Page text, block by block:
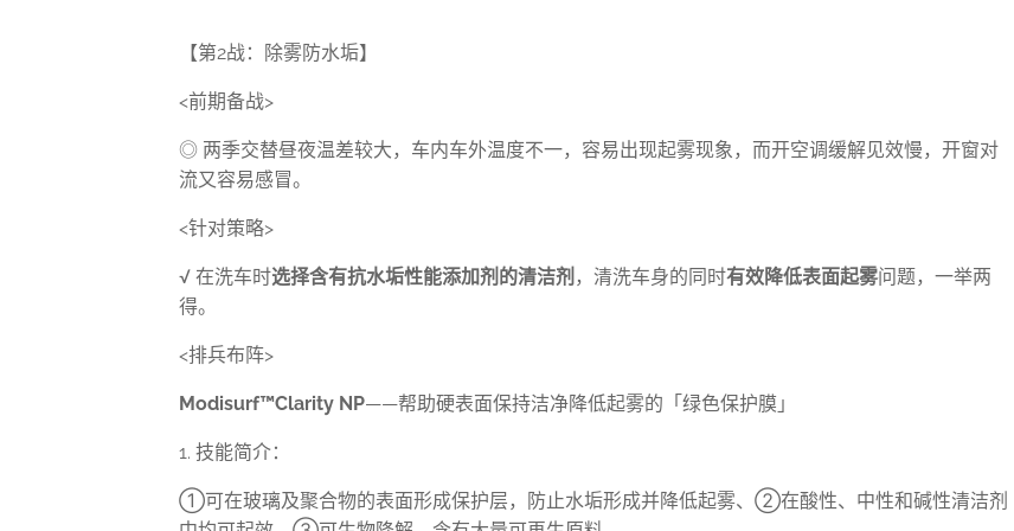
【第2战：除雾防水垢】
<前期备战>
◎ 两季交替昼夜温差较大，车内车外温度不一，容易出现起雾现象， 而开空调缓解见效慢，开窗对
流又容易感冒。
<针对策略>
√在洗车时选择含有抗水垢性能添加剂的清洁剂 ， 清洗车身的同时有效降低表面起雾问题，一举两
得。
<排兵布阵>
Modisurf™Clarity NP——帮助硬表面保持洁净降低起雾的「绿色保护膜」
1.技能简介：
①可在玻璃及聚合物的表面形成保护层，防止水垢形成并降低起雾、②在酸性、中性和碱性清洁剂